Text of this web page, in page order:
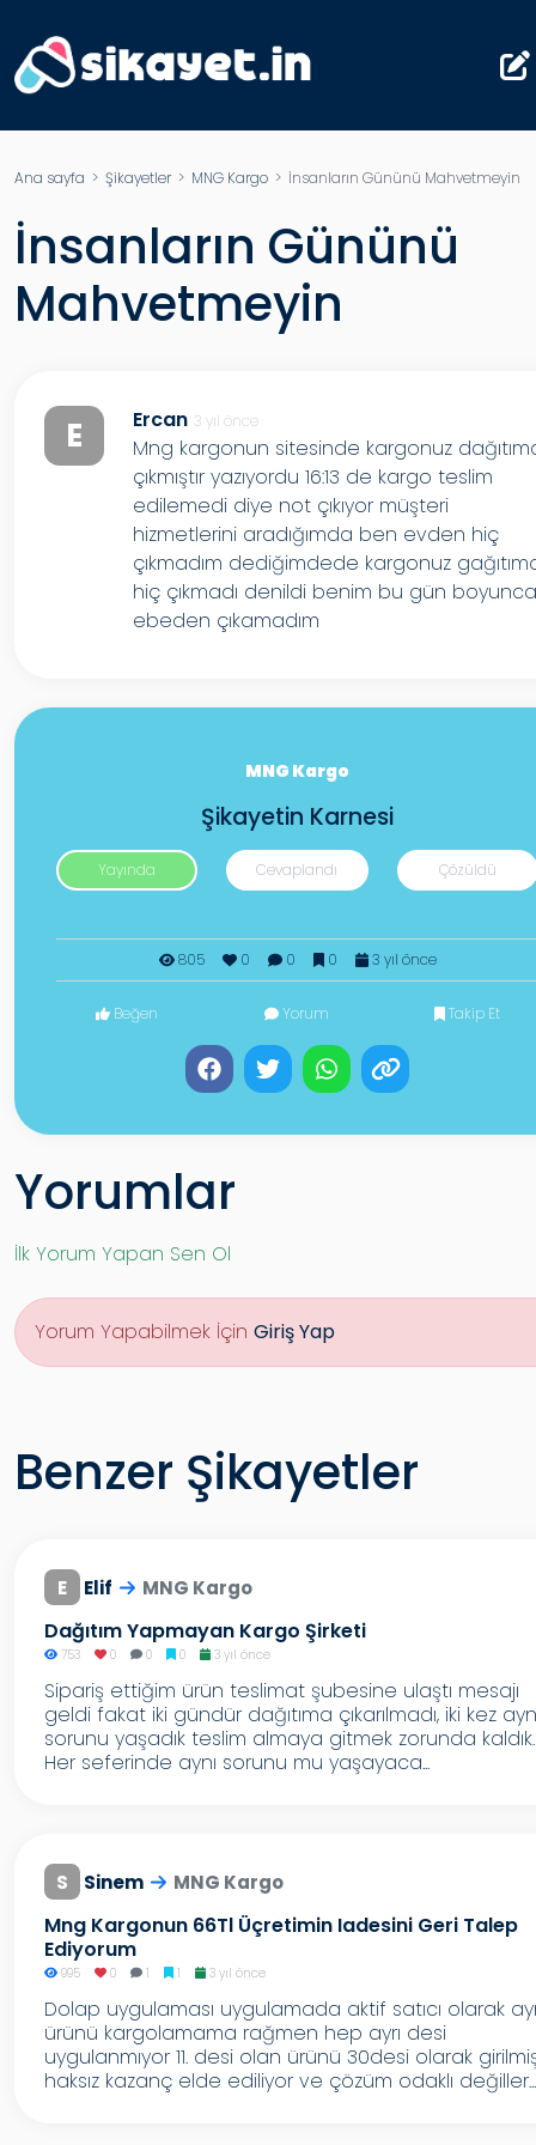
Ana sayfa > Şikayetler> MNG Kargo > İnsanların Gününü Mahvetmeyin
İnsanların Gününü
Mahvetmeyin
E Ercan 3 yıl önce
Mng kargonun sitesinde kargonuz
çıkmıştır yazıyordu 16:13 de kargo teslim
edilemedi diye not çıkıyor müşteri
hizmetlerini aradığımda ben evden hiç
çıkmadım dediğimdede kargonuz
hiç çıkmadı denildi benim bu gün
ebeden çıkamadım
MNG Kargo
Şikayetin Karnesi
Yayında Cevaplandı Çözüldü
805 0 0 0 3 yıl önce
Beğen Yorum Takip Et
Yorumlar
İlk Yorum Yapan Sen Ol
Yorum Yapabilmek İçin Giriş Yap
Benzer Şikayetler
E Elif MNG Kargo
Dağıtım Yapmayan Kargo Şirketi
753 0 0 0 3 yıl önce
Sipariş ettiğim ürün teslimat şubesine ulaştı mesajı
geldi fakat iki gündür dağıtıma çıkarılmadı, iki kez
sorunu yaşadık teslim almaya gitmek zorunda kaldık.
Her seferinde aynı sorunu mu yaşayaca...
S Sinem MNG Kargo
Mng Kargonun 66Tl Üçretimin Iadesini Geri Talep
Ediyorum
995 0 1 1 3 yıl önce
Dolap uygulaması uygulamada aktif satıcı olarak
ürünü kargolamama rağmen hep ayrı desi
uygulanmıyor 11. desi olan ürünü 30desi olarak
haksız kazanç elde ediliyor ve çözüm odaklı değiller...